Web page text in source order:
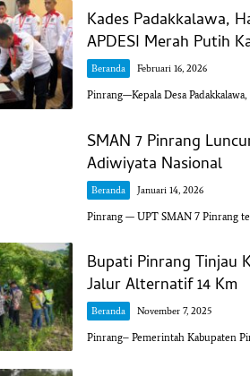
Kades Padakkalawa,
APDESI Merah Putih
Beranda Februari 16, 2026
Pinrang—Kepala Desa
SMAN 7 Pinrang
Adiwiyata Nasional
Beranda Januari 14, 2026
Pinrang — UPT SMAN 7 Pinrang
Bupati Pinrang Tinjau
Jalur Alternatif 14 Km
Beranda November 7, 2025
Pinrang– Pemerintah Kabupaten